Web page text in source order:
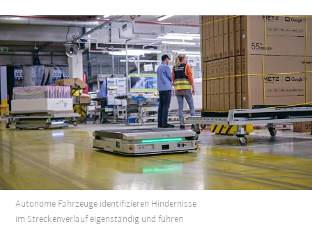
Autonome Fahrzeuge identifizieren Hindernisse
im Streckenverlauf eigenständig und führen